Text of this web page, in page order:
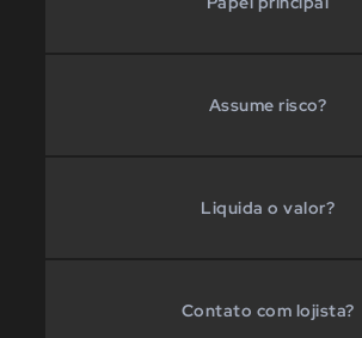
Assume risco?
Liquida o valor?
Contato com lojista?